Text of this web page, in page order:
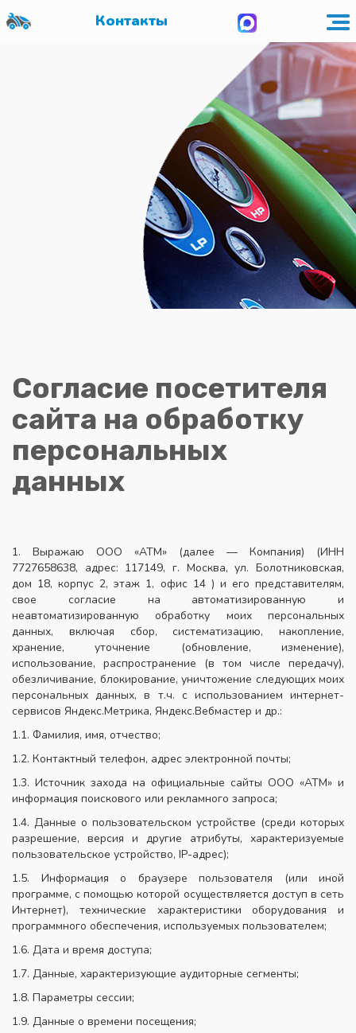
Контакты
Согласие посетителя
сайта на обработку
персональных
данных
1. Выражаю ООО «АТМ» (далее — Компания) (ИНН
7727658638, адрес: 117149, г. Москва, ул. Болотниковская,
дом 18, корпус 2, этаж 1, офис 14 ) и его представителям,
свое согласие на автоматизированную и
неавтоматизированную обработку моих персональных
данных, включая сбор, систематизацию, накопление,
хранение, уточнение (обновление, изменение),
использование, распространение (в том числе передачу),
обезличивание, блокирование, уничтожение следующих моих
персональных данных, в т.ч. с использованием интернет-
сервисов Яндекс.Метрика, Яндекс.Вебмастер и др.:
1.1. Фамилия, имя, отчество;
1.2. Контактный телефон, адрес электронной почты;
1.3. Источник захода на официальные сайты ООО «АТМ» и
информация поискового или рекламного запроса;
1.4. Данные о пользовательском устройстве (среди которых
разрешение, версия и другие атрибуты, характеризуемые
пользовательское устройство, IP-адрес);
1.5. Информация о браузере пользователя (или иной
программе, с помощью которой осуществляется доступ в сеть
Интернет), технические характеристики оборудования и
программного обеспечения, используемых пользователем;
1.6. Дата и время доступа;
1.7. Данные, характеризующие аудиторные сегменты;
1.8. Параметры сессии;
1.9. Данные о времени посещения;